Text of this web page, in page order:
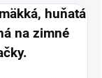
huňatá
na zimné